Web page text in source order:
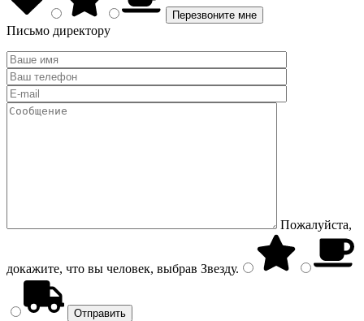
Письмо директору
Пожалуйста,
докажите, что вы человек, выбрав Звезду.